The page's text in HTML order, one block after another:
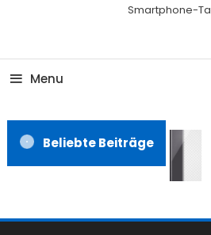
Smartphone-
Menu
Beliebte Beiträge